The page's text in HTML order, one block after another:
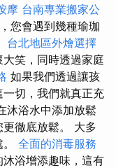
摩 台南專業搬家公
您會遇到幾種瑜珈
台北地區外燴選擇
笑，同時透過家庭
如果我們透過讓孩
切，我們就真正充
沐浴水中添加放鬆
徹底放鬆。 大多
全面的消毒服務
浴增添趣味，這有